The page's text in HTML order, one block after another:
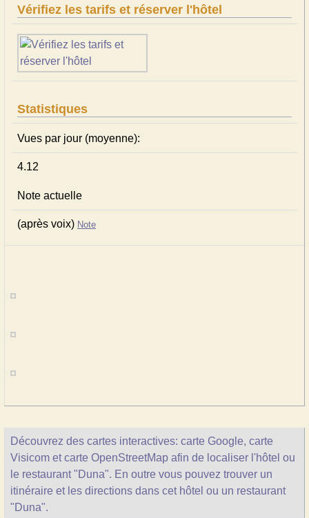
Vérifiez les tarifs et réserver l'hôtel
Statistiques
Vues par jour (moyenne):
4.12
Note actuelle
(après voix) Note
Découvrez des cartes interactives: carte Google, carte
Visicom et carte OpenStreetMap afin de localiser l'hôtel ou
le restaurant "Duna". En outre vous pouvez trouver un
itinéraire et les directions dans cet hôtel ou un restaurant
"Duna".